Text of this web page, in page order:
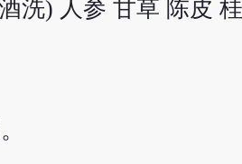
洗) 人参 甘草 陈皮